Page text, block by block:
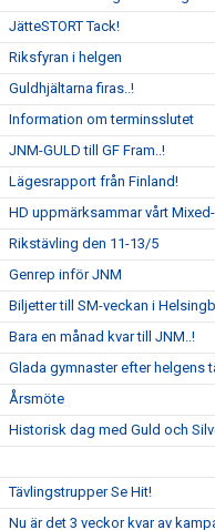
JätteSTORT Tack!
Riksfyran i helgen
Guldhjältarna firas..!
Information om terminsslutet
JNM-GULD till GF Fram..!
Lägesrapport från Finland!
HD uppmärksammar vårt
Rikstävling den 11-13/5
Genrep inför JNM
Biljetter till SM-veckan i
Bara en månad kvar till JNM..!
Glada gymnaster efter helgens
Årsmöte
Historisk dag med Guld och
Tävlingstrupper Se Hit!
Nu är det 3 veckor kvar av